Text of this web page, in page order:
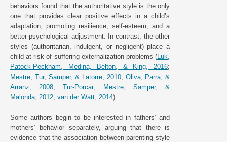
behaviors found that the authoritative style is the only
one that provides clear positive effects in a child’s
adaptation, promoting resilience, self-esteem, and a
better psychological adjustment. In contrast, the other
styles (authoritarian, indulgent, or negligent) place a
child at risk of suffering externalization problems (Luk,
Patock-Peckham, Medina, Belton, & King, 2016;
Mestre, Tur, Samper, & Latorre, 2010; Oliva, Parra, &
Arranz, 2008;Tur-Porcar, Mestre, Samper, &
Malonda, 2012; van der Watt, 2014).
Some authors begin to be interested in fathers’ and
mothers’ behavior separately, arguing that there is
evidence that the association between parenting style